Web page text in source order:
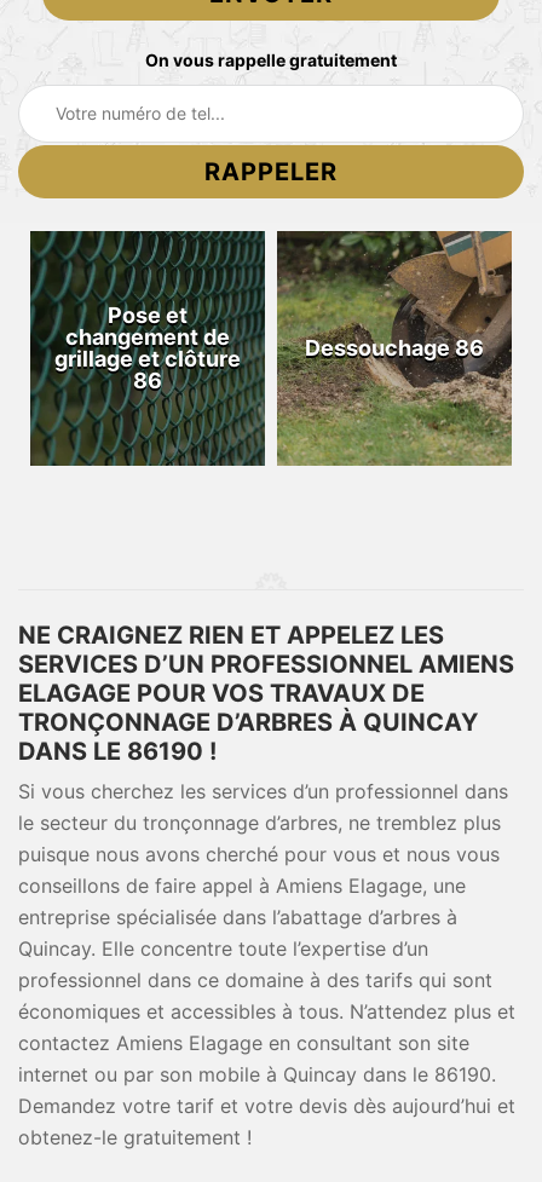
On vous rappelle gratuitement
Pose et
changement de
grillage et clôture
86
Dessouchage 86
NE CRAIGNEZ RIEN ET APPELEZ LES
SERVICES D’UN PROFESSIONNEL AMIENS
ELAGAGE POUR VOS TRAVAUX DE
TRONÇONNAGE D’ARBRES À QUINCAY
DANS LE 86190 !
Si vous cherchez les services d’un professionnel dans
le secteur du tronçonnage d’arbres, ne tremblez plus
puisque nous avons cherché pour vous et nous vous
conseillons de faire appel à Amiens Elagage, une
entreprise spécialisée dans l’abattage d’arbres à
Quincay. Elle concentre toute l’expertise d’un
professionnel dans ce domaine à des tarifs qui sont
économiques et accessibles à tous. N’attendez plus et
contactez Amiens Elagage en consultant son site
internet ou par son mobile à Quincay dans le 86190.
Demandez votre tarif et votre devis dès aujourd’hui et
obtenez-le gratuitement !